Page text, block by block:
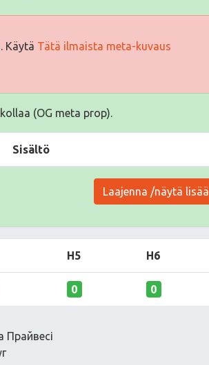
Käytä Tätä ilmaista meta-kuvaus
(OG meta prop).
Sisältö
Laajenna /näytä lisää
H5 H6
0 0
Прайвесі